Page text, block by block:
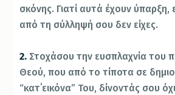
σκόνης. Γιατί αυτά έχουν ύπαρξη,
από τη σύλληψή σου δεν είχες.
2. Στοχάσου την ευσπλαχνία του
Θεού, που από το τίποτα σε
“κατ΄εικόνα” Του, δίνοντάς σου